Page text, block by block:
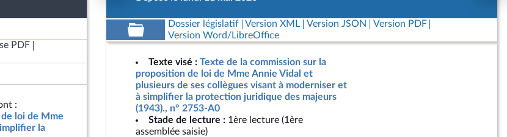
PDF
:
loi de Mme
la
Dossier législatif Version XML Version JSON
Version PDF
Version Word/LibreOffice
Texte visé : Texte de la commission sur la
proposition de loi de Mme Annie Vidal et
plusieurs de ses collègues visant à moderniser et
à simplifier la protection juridique des majeurs
(1943)., n° 2753-A0
Stade de lecture : 1ère lecture (1ère
assemblée saisie)